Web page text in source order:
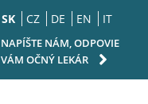
NAPÍŠTE NÁM, ODPOVIE
VÁM OČNÝ LEKÁR
SK CZ DE EN IT